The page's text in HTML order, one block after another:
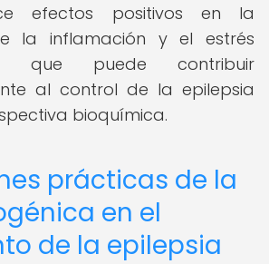
efectos positivos en la
la inflamación y el estrés
que puede contribuir
al control de la epilepsia
bioquímica.
prácticas de la
en el
de la epilepsia